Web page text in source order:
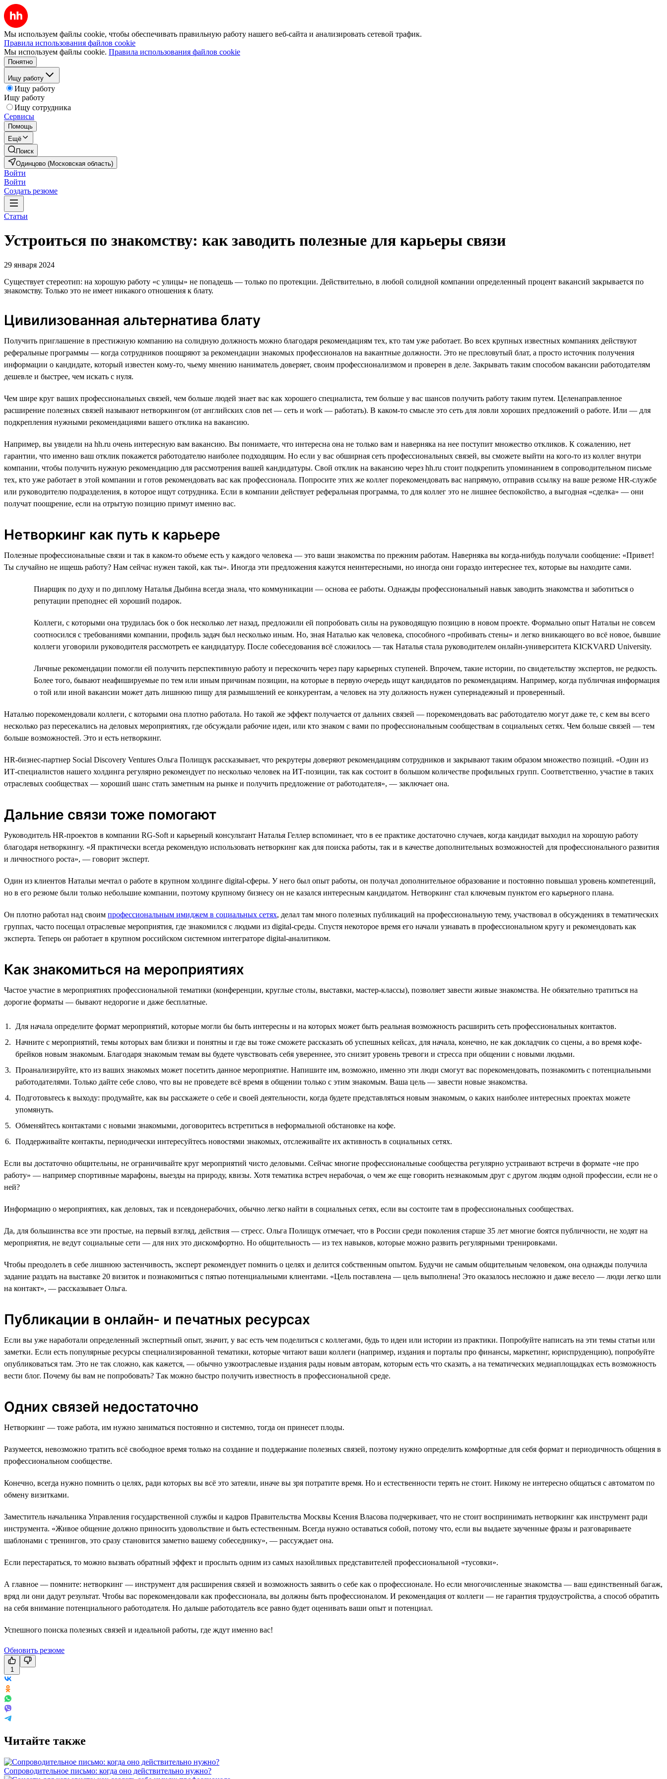
Мы используем файлы cookie, чтобы обеспечивать правильную работу нашего веб-сайта и анализировать сетевой трафик.
Правила использования файлов cookie
Мы используем файлы cookie. Правила использования файлов cookie
Понятно
Ищу работу
Ищу работу
Ищу работу
Ищу сотрудника
Сервисы
Помощь
Ещё
Поиск
Одинцово (Московская область)
Войти
Войти
Создать резюме
Статьи
Устроиться по знакомству: как заводить полезные для карьеры связи
29 января 2024
Существует стереотип: на хорошую работу «с улицы» не попадешь — только по протекции. Действительно, в любой солидной компании определенный процент вакансий закрывается по
знакомству. Только это не имеет никакого отношения к блату.
Цивилизованная альтернатива блату
Получить приглашение в престижную компанию на солидную должность можно благодаря рекомендациям тех, кто там уже работает. Во всех крупных известных компаниях действуют
реферальные программы — когда сотрудников поощряют за рекомендации знакомых профессионалов на вакантные должности. Это не пресловутый блат, а просто источник получения
информации о кандидате, который известен кому-то, чьему мнению наниматель доверяет, своим профессионализмом и проверен в деле. Закрывать таким способом вакансии работодателям
дешевле и быстрее, чем искать с нуля.
Чем шире круг ваших профессиональных связей, чем больше людей знает вас как хорошего специалиста, тем больше у вас шансов получить работу таким путем. Целенаправленное
расширение полезных связей называют нетворкингом (от английских слов net — сеть и work — работать). В каком-то смысле это сеть для ловли хороших предложений о работе. Или — для
подкрепления нужными рекомендациями вашего отклика на вакансию.
Например, вы увидели на hh.ru очень интересную вам вакансию. Вы понимаете, что интересна она не только вам и наверняка на нее поступит множество откликов. К сожалению, нет
гарантии, что именно ваш отклик покажется работодателю наиболее подходящим. Но если у вас обширная сеть профессиональных связей, вы сможете выйти на кого-то из коллег внутри
компании, чтобы получить нужную рекомендацию для рассмотрения вашей кандидатуры. Свой отклик на вакансию через hh.ru стоит подкрепить упоминанием в сопроводительном письме
тех, кто уже работает в этой компании и готов рекомендовать вас как профессионала. Попросите этих же коллег порекомендовать вас напрямую, отправив ссылку на ваше резюме HR-службе
или руководителю подразделения, в которое ищут сотрудника. Если в компании действует реферальная программа, то для коллег это не лишнее беспокойство, а выгодная «сделка» — они
получат поощрение, если на отрытую позицию примут именно вас.
Нетворкинг как путь к карьере
Полезные профессиональные связи и так в каком-то объеме есть у каждого человека — это ваши знакомства по прежним работам. Наверняка вы когда-нибудь получали сообщение: «Привет!
Ты случайно не ищешь работу? Нам сейчас нужен такой, как ты». Иногда эти предложения кажутся неинтересными, но иногда они гораздо интереснее тех, которые вы находите сами.
Пиарщик по духу и по диплому Наталья Дыбина всегда знала, что коммуникации — основа ее работы. Однажды профессиональный навык заводить знакомства и заботиться о
репутации преподнес ей хороший подарок.
Коллеги, с которыми она трудилась бок о бок несколько лет назад, предложили ей попробовать силы на руководящую позицию в новом проекте. Формально опыт Натальи не совсем
соотносился с требованиями компании, профиль задач был несколько иным. Но, зная Наталью как человека, способного «пробивать стены» и легко вникающего во всё новое, бывшие
коллеги уговорили руководителя рассмотреть ее кандидатуру. После собеседования всё сложилось — так Наталья стала руководителем онлайн-университета KICKVARD University.
Личные рекомендации помогли ей получить перспективную работу и перескочить через пару карьерных ступеней. Впрочем, такие истории, по свидетельству экспертов, не редкость.
Более того, бывают неафишируемые по тем или иным причинам позиции, на которые в первую очередь ищут кандидатов по рекомендациям. Например, когда публичная информация
о той или иной вакансии может дать лишнюю пищу для размышлений ее конкурентам, а человек на эту должность нужен супернадежный и проверенный.
Наталью порекомендовали коллеги, с которыми она плотно работала. Но такой же эффект получается от дальних связей — порекомендовать вас работодателю могут даже те, с кем вы всего
несколько раз пересекались на деловых мероприятиях, где обсуждали рабочие идеи, или кто знаком с вами по профессиональным сообществам в социальных сетях. Чем больше связей — тем
больше возможностей. Это и есть нетворкинг.
HR-бизнес-партнер Social Discovery Ventures Ольга Полищук рассказывает, что рекрутеры доверяют рекомендациям сотрудников и закрывают таким образом множество позиций. «Один из
ИТ-специалистов нашего холдинга регулярно рекомендует по несколько человек на ИТ-позиции, так как состоит в большом количестве профильных групп. Соответственно, участие в таких
отраслевых сообществах — хороший шанс стать заметным на рынке и получить предложение от работодателя», — заключает она.
Дальние связи тоже помогают
Руководитель HR-проектов в компании RG-Soft и карьерный консультант Наталья Геллер вспоминает, что в ее практике достаточно случаев, когда кандидат выходил на хорошую работу
благодаря нетворкингу. «Я практически всегда рекомендую использовать нетворкинг как для поиска работы, так и в качестве дополнительных возможностей для профессионального развития
и личностного роста», — говорит эксперт.
Один из клиентов Натальи мечтал о работе в крупном холдинге digital-сферы. У него был опыт работы, он получал дополнительное образование и постоянно повышал уровень компетенций,
но в его резюме были только небольшие компании, поэтому крупному бизнесу он не казался интересным кандидатом. Нетворкинг стал ключевым пунктом его карьерного плана.
Он плотно работал над своим профессиональным имиджем в социальных сетях, делал там много полезных публикаций на профессиональную тему, участвовал в обсуждениях в тематических
группах, часто посещал отраслевые мероприятия, где знакомился с людьми из digital-среды. Спустя некоторое время его начали узнавать в профессиональном кругу и рекомендовать как
эксперта. Теперь он работает в крупном российском системном интеграторе digital-аналитиком.
Как знакомиться на мероприятиях
Частое участие в мероприятиях профессиональной тематики (конференции, круглые столы, выставки, мастер-классы), позволяет завести живые знакомства. Не обязательно тратиться на
дорогие форматы — бывают недорогие и даже бесплатные.
Для начала определите формат мероприятий, которые могли бы быть интересны и на которых может быть реальная возможность расширить сеть профессиональных контактов.
Начните с мероприятий, темы которых вам близки и понятны и где вы тоже сможете рассказать об успешных кейсах, для начала, конечно, не как докладчик со сцены, а во время кофе-
брейков новым знакомым. Благодаря знакомым темам вы будете чувствовать себя увереннее, это снизит уровень тревоги и стресса при общении с новыми людьми.
Проанализируйте, кто из ваших знакомых может посетить данное мероприятие. Напишите им, возможно, именно эти люди смогут вас порекомендовать, познакомить с потенциальными
работодателями. Только дайте себе слово, что вы не проведете всё время в общении только с этим знакомым. Ваша цель — завести новые знакомства.
Подготовьтесь к выходу: продумайте, как вы расскажете о себе и своей деятельности, когда будете представляться новым знакомым, о каких наиболее интересных проектах можете
упомянуть.
Обменяйтесь контактами с новыми знакомыми, договоритесь встретиться в неформальной обстановке на кофе.
Поддерживайте контакты, периодически интересуйтесь новостями знакомых, отслеживайте их активность в социальных сетях.
Если вы достаточно общительны, не ограничивайте круг мероприятий чисто деловыми. Сейчас многие профессиональные сообщества регулярно устраивают встречи в формате «не про
работу» — например спортивные марафоны, выезды на природу, квизы. Хотя тематика встреч нерабочая, о чем же еще говорить незнакомым друг с другом людям одной профессии, если не о
ней?
Информацию о мероприятиях, как деловых, так и псевдонерабочих, обычно легко найти в социальных сетях, если вы состоите там в профессиональных сообществах.
Да, для большинства все эти простые, на первый взгляд, действия — стресс. Ольга Полищук отмечает, что в России среди поколения старше 35 лет многие боятся публичности, не ходят на
мероприятия, не ведут социальные сети — для них это дискомфортно. Но общительность — из тех навыков, которые можно развить регулярными тренировками.
Чтобы преодолеть в себе лишнюю застенчивость, эксперт рекомендует помнить о целях и делится собственным опытом. Будучи не самым общительным человеком, она однажды получила
задание раздать на выставке 20 визиток и познакомиться с пятью потенциальными клиентами. «Цель поставлена — цель выполнена! Это оказалось несложно и даже весело — люди легко шли
на контакт», — рассказывает Ольга.
Публикации в онлайн- и печатных ресурсах
Если вы уже наработали определенный экспертный опыт, значит, у вас есть чем поделиться с коллегами, будь то идеи или истории из практики. Попробуйте написать на эти темы статьи или
заметки. Если есть популярные ресурсы специализированной тематики, которые читают ваши коллеги (например, издания и порталы про финансы, маркетинг, юриспруденцию), попробуйте
опубликоваться там. Это не так сложно, как кажется, — обычно узкоотраслевые издания рады новым авторам, которым есть что сказать, а на тематических медиаплощадках есть возможность
вести блог. Почему бы вам не попробовать? Так можно быстро получить известность в профессиональной среде.
Одних связей недостаточно
Нетворкинг — тоже работа, им нужно заниматься постоянно и системно, тогда он принесет плоды.
Разумеется, невозможно тратить всё свободное время только на создание и поддержание полезных связей, поэтому нужно определить комфортные для себя формат и периодичность общения в
профессиональном сообществе.
Конечно, всегда нужно помнить о целях, ради которых вы всё это затеяли, иначе вы зря потратите время. Но и естественности терять не стоит. Никому не интересно общаться с автоматом по
обмену визитками.
Заместитель начальника Управления государственной службы и кадров Правительства Москвы Ксения Власова подчеркивает, что не стоит воспринимать нетворкинг как инструмент ради
инструмента. «Живое общение должно приносить удовольствие и быть естественным. Всегда нужно оставаться собой, потому что, если вы выдаете заученные фразы и разговариваете
шаблонами с тренингов, это сразу становится заметно вашему собеседнику», — рассуждает она.
Если перестараться, то можно вызвать обратный эффект и прослыть одним из самых назойливых представителей профессиональной «тусовки».
А главное — помните: нетворкинг — инструмент для расширения связей и возможность заявить о себе как о профессионале. Но если многочисленные знакомства — ваш единственный багаж,
вряд ли они дадут результат. Чтобы вас порекомендовали как профессионала, вы должны быть профессионалом. И рекомендация от коллеги — не гарантия трудоустройства, а способ обратить
на себя внимание потенциального работодателя. Но дальше работодатель все равно будет оценивать ваши опыт и потенциал.
Успешного поиска полезных связей и идеальной работы, где ждут именно вас!
Обновить резюме
1
Читайте также
Сопроводительное письмо: когда оно действительно нужно?